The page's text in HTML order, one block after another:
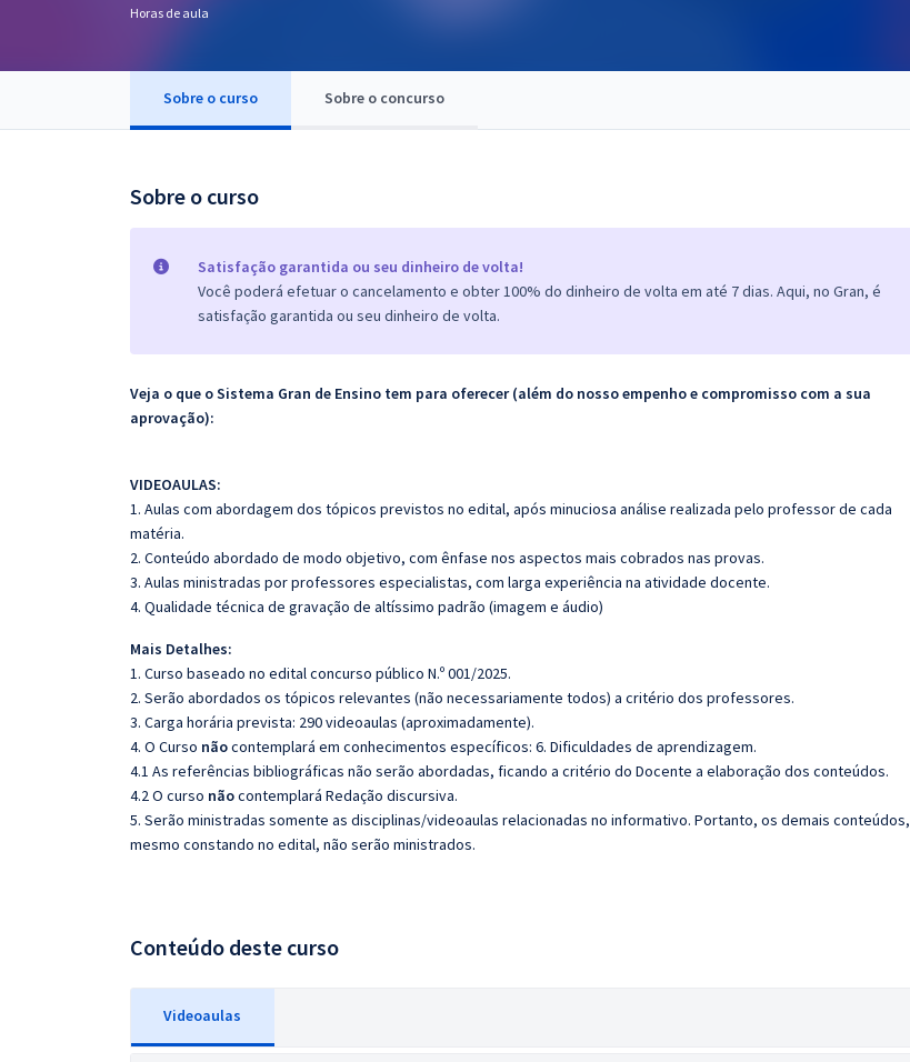
OAB
Questões grátis
Conteúdo gratuito
Horas de aula
Sobre o curso Sobre o concurso
Sobre o curso
Satisfação garantida ou seu dinheiro de volta!
Você poderá efetuar o cancelamento e obter 100% do dinheiro de volta em até 7 dias. Aqui, no Gran, é
satisfação garantida ou seu dinheiro de volta.
Veja o que o Sistema Gran de Ensino tem para oferecer (além do nosso empenho e compromisso com a sua
aprovação):
VIDEOAULAS:
1. Aulas com abordagem dos tópicos previstos no edital, após minuciosa análise realizada pelo professor de cada
matéria.
2. Conteúdo abordado de modo objetivo, com ênfase nos aspectos mais cobrados nas provas.
3. Aulas ministradas por professores especialistas, com larga experiência na atividade docente.
4. Qualidade técnica de gravação de altíssimo padrão (imagem e áudio)
Mais Detalhes:
1. Curso baseado no edital concurso público N.º 001/2025.
2. Serão abordados os tópicos relevantes (não necessariamente todos) a critério dos professores.
3. Carga horária prevista: 290 videoaulas (aproximadamente).
4. O Curso nãocontemplará em conhecimentos específicos: 6. Dificuldades de aprendizagem.
4.1 As referências bibliográficas não serão abordadas, ficando a critério do Docente a elaboração dos conteúdos.
4.2 O curso nãocontemplará Redação discursiva.
5. Serão ministradas somente as disciplinas/videoaulas relacionadas no informativo. Portanto, os demais conteúdos,
mesmo constando no edital, não serão ministrados.
Conteúdo deste curso
Videoaulas